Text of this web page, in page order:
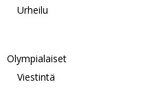
Urheilu
Olympialaiset
Viestintä